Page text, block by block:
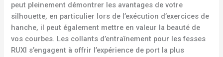
peut pleinement démontrer les avantages de votre
silhouette, en particulier lors de l’exécution d’exercices de
hanche, il peut également mettre en valeur la beauté de
vos courbes. Les collants d’entraînement pour les fesses
RUXI s’engagent à offrir l’expérience de port la plus